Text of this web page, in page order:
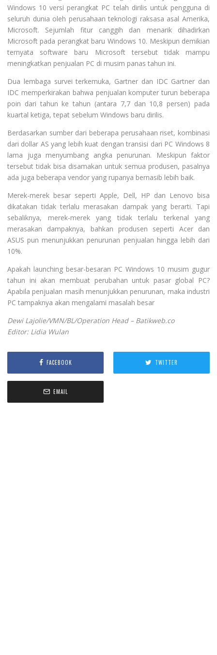
Windows 10 versi perangkat PC telah dirilis untuk pengguna di
seluruh dunia oleh perusahaan teknologi raksasa asal Amerika,
Microsoft. Sejumlah fitur canggih dan menarik dihadirkan
Microsoft pada perangkat baru Windows 10. Meskipun demikian
ternyata software baru Microsoft tersebut tidak mampu
meningkatkan penjualan PC di musim panas tahun ini.
Dua lembaga survei terkemuka, Gartner dan IDC Gartner dan
IDC memperkirakan bahwa penjualan komputer turun beberapa
poin dari tahun ke tahun (antara 7,7 dan 10,8 persen) pada
kuartal ketiga, tepat sebelum Windows baru dirilis.
Berdasarkan sumber dari beberapa perusahaan riset, kombinasi
dari dollar AS yang lebih kuat dengan transisi dari PC Windows 8
lama juga menyumbang angka penurunan. Meskipun faktor
tersebut tidak bisa disamakan untuk semua produsen, pasalnya
ada juga beberapa vendor yang rupanya bernasib lebih baik.
Merek-merek besar seperti Apple, Dell, HP dan Lenovo bisa
dikatakan tidak terlalu merasakan dampak yang berarti. Tapi
sebaliknya, merek-merek yang tidak terlalu terkenal yang
merasakan dampaknya, bahkan produsen seperti Acer dan
ASUS pun menunjukkan penurunan penjualan hingga lebih dari
10%.
Apakah launching besar-besaran PC Windows 10 musim gugur
tahun ini akan membuat perubahan untuk pasar global PC?
Apabila penjualan masih menunjukkan penurunan, maka industri
PC tampaknya akan mengalami masalah besar
Dewi Lajolie/VMN/BL/Operation Head – Batikweb.co
Editor: Lidia Wulan
FACEBOOK TWITTER
EMAIL